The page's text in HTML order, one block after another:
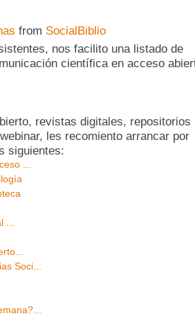
from SocialBiblio
nos facilito una listado de
científica en acceso
revistas digitales, repositorios
les recomiento arrancar por
siguientes:
...
Soci...